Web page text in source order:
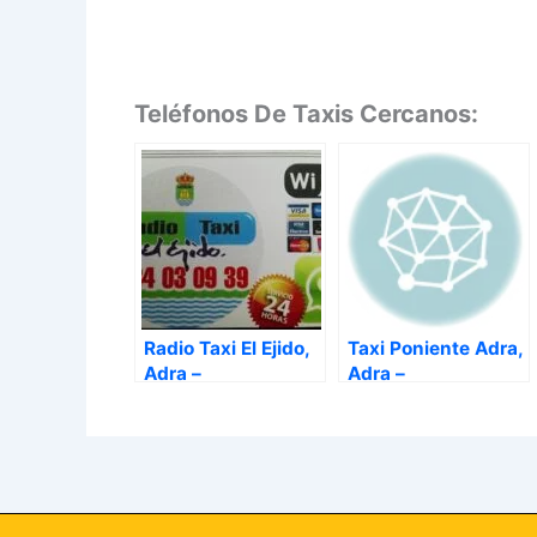
Teléfonos De Taxis Cercanos:
Radio Taxi El Ejido,
Adra –
Taxi Poniente Adra,
Adra –